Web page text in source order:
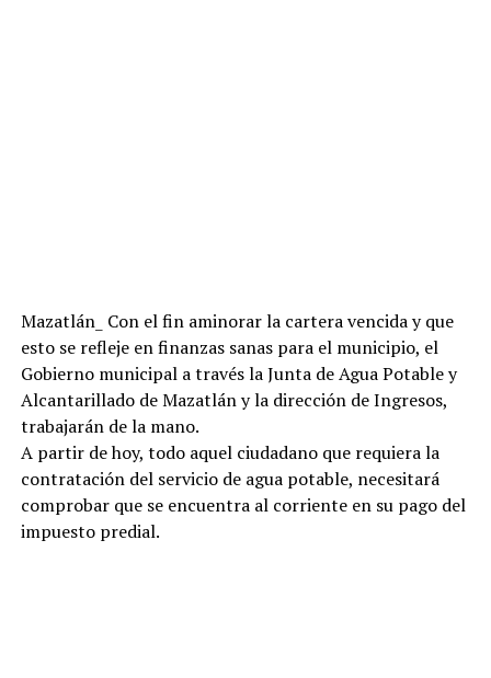
Mazatlán_ Con el fin aminorar la cartera vencida y que
esto se refleje en finanzas sanas para el municipio, el
Gobierno municipal a través la Junta de Agua Potable y
Alcantarillado de Mazatlán y la dirección de Ingresos,
trabajarán de la mano.
A partir de hoy, todo aquel ciudadano que requiera la
contratación del servicio de agua potable, necesitará
comprobar que se encuentra al corriente en su pago del
impuesto predial.